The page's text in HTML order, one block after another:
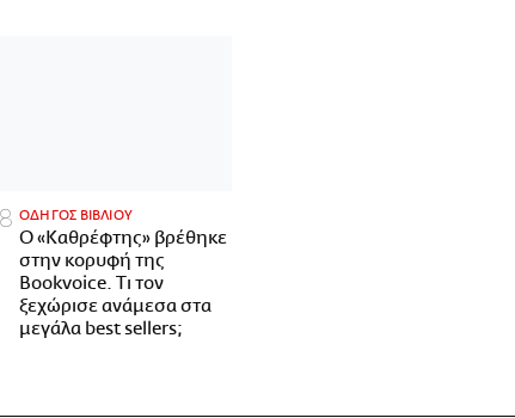
ΟΔΗΓΟΣ ΒΙΒΛΙΟΥ
Ο «Καθρέφτης» βρέθηκε
στην κορυφή της
Bookvoice. Τι τον
ξεχώρισε ανάμεσα στα
μεγάλα best sellers;